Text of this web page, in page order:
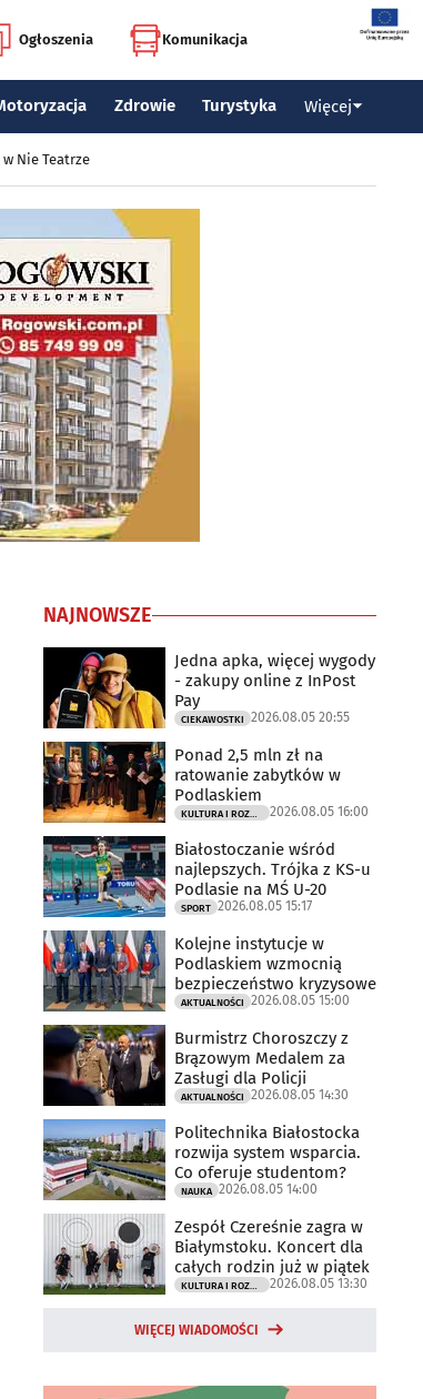
Ogłoszenia Komunikacja
Zdrowie Turystyka Więcej
Nie Teatrze
NAJNOWSZE
Jedna apka, więcej wygody
- zakupy online z InPost
Pay
CIEKAWOSTKI 2026.08.05 20:55
Ponad 2,5 mln zł na
ratowanie zabytków w
Podlaskiem
2026.08.05 16:00
Białostoczanie wśród
najlepszych. Trójka z KS-u
Podlasie na MŚ U-20
SPORT 2026.08.05 15:17
Kolejne instytucje w
Podlaskiem wzmocnią
bezpieczeństwo kryzysowe
AKTUALNOŚCI 2026.08.05 15:00
Burmistrz Choroszczy z
Brązowym Medalem za
Zasługi dla Policji
AKTUALNOŚCI 2026.08.05 14:30
Politechnika Białostocka
rozwija system wsparcia.
Co oferuje studentom?
NAUKA 2026.08.05 14:00
Zespół Czereśnie zagra w
Białymstoku. Koncert dla
całych rodzin już w piątek
2026.08.05 13:30
WIĘCEJ WIADOMOŚCI